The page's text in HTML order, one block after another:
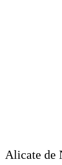
Alicate de